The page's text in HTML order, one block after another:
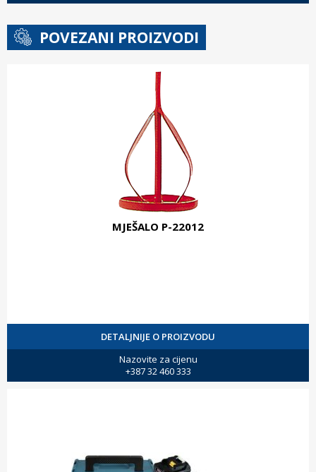
POVEZANI PROIZVODI
MJEŠALO P-22012
DETALJNIJE O PROIZVODU
Nazovite za cijenu
+387 32 460 333